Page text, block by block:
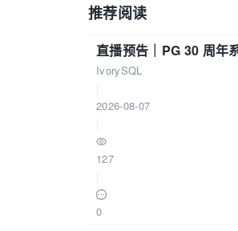
推荐阅读
直播预告｜PG 30 周年
IvorySQL
2026-08-07
127
0